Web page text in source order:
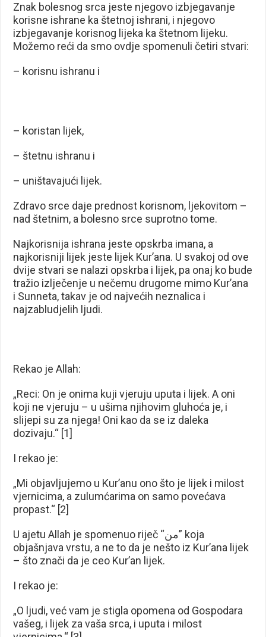
Znak bolesnog srca jeste njegovo izbjegavanje
korisne ishrane ka štetnoj ishrani, i njegovo
izbjegavanje korisnog lijeka ka štetnom lijeku.
Možemo reći da smo ovdje spomenuli četiri stvari:
– korisnu ishranu i
– koristan lijek,
– štetnu ishranu i
– uništavajući lijek.
Zdravo srce daje prednost korisnom, ljekovitom –
nad štetnim, a bolesno srce suprotno tome.
Najkorisnija ishrana jeste opskrba imana, a
najkorisniji lijek jeste lijek Kur’ana. U svakoj od ove
dvije stvari se nalazi opskrba i lijek, pa onaj ko bude
tražio izlječenje u nečemu drugome mimo Kur’ana
i Sunneta, takav je od najvećih neznalica i
najzabludjelih ljudi.
Rekao je Allah:
„Reci: On je onima kuji vjeruju uputa i lijek. A oni
koji ne vjeruju – u ušima njihovim gluhoća je, i
slijepi su za njega! Oni kao da se iz daleka
dozivaju.“ [1]
I rekao je:
„Mi objavljujemo u Kur’anu ono što je lijek i milost
vjernicima, a zulumćarima on samo povećava
propast.“ [2]
U ajetu Allah je spomenuo riječ “من” koja
objašnjava vrstu, a ne to da je nešto iz Kur’ana lijek
– što znači da je ceo Kur’an lijek.
I rekao je:
„O ljudi, već vam je stigla opomena od Gospodara
vašeg, i lijek za vaša srca, i uputa i milost